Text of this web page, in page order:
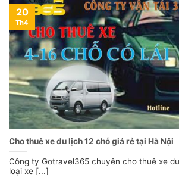
Cho thuê xe du lịch 12 chỗ giá rẻ tại Hà Nội
Công ty Gotravel365 chuyên cho thuê xe
loại xe [...]
20
Th4